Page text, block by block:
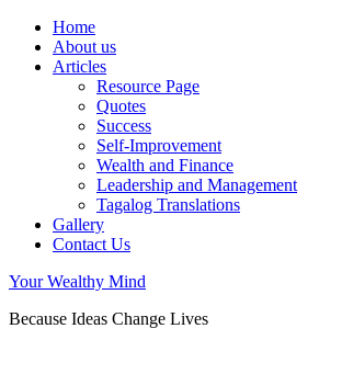
Home
About us
Articles
Resource Page
Quotes
Success
Self-Improvement
Wealth and Finance
Leadership and Management
Tagalog Translations
Gallery
Contact Us
Your Wealthy Mind
Because Ideas Change Lives